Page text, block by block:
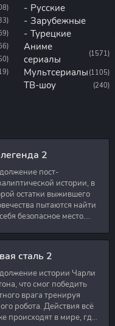
Русские
Зарубежные
Турецкие
Аниме
сериалы
(1571)
Мультсериалы (1105)
ТВ-шоу (240)
2
пост-
истории, в
остатки выжившего
пытаются найти
безопасное место.
в медицинском
сталь 2
истории Чарли
что смог победить
врага тренируя
робота. Действия всё
происходят в мире, где